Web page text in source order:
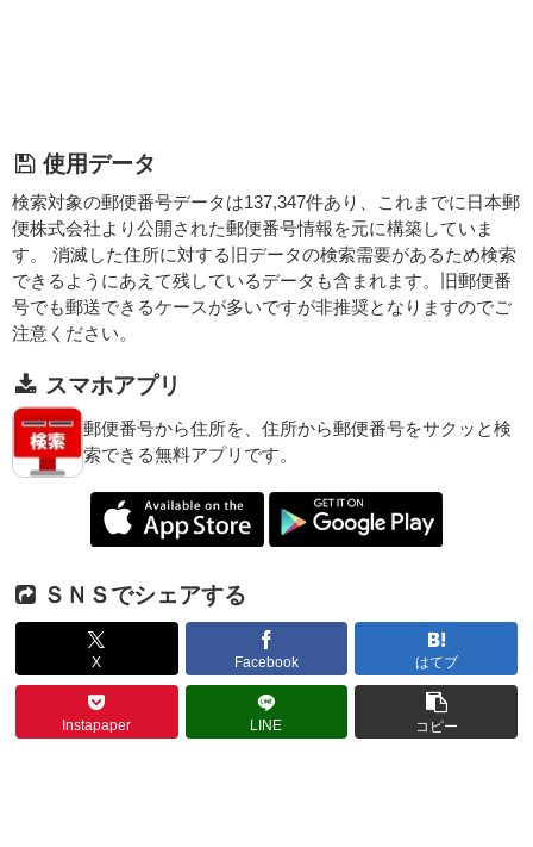
使用データ
検索対象の郵便番号データは137,347件あり、これまでに日本郵
便株式会社より公開された郵便番号情報を元に構築していま
す。 消滅した住所に対する旧データの検索需要があるため検索
できるようにあえて残しているデータも含まれます。旧郵便番
号でも郵送できるケースが多いですが非推奨となりますのでご
注意ください。
スマホアプリ
郵便番号から住所を、住所から郵便番号をサクッと検
索できる無料アプリです。
ＳＮＳでシェアする
X Facebook はてブ
Instapaper LINE コピー